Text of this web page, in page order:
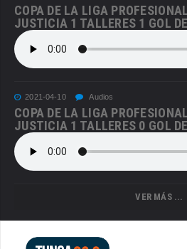
COPA DE LA LIGA
JUSTICIA 1 TALLERES 1 GOL
2021-04-10 Audios
COPA DE LA LIGA
JUSTICIA 1 TALLERES 0 GOL
VER MÁS ...